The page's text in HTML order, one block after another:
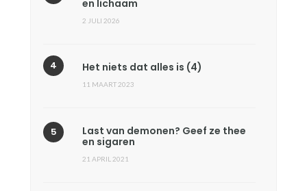
en lichaam
2 JULI 2026
Het niets dat alles is (4)
11 MAART 2023
Last van demonen? Geef ze thee
en sigaren
21 APRIL 2021